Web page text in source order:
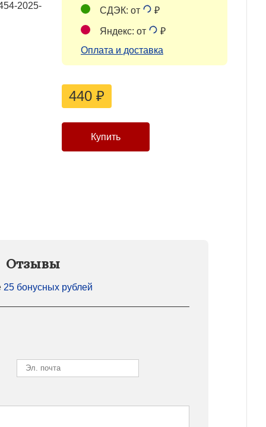
2025-
СДЭК: от ₽
Яндекс: от
₽
Оплата и доставка
440 ₽
Отзывы
25 бонусных рублей